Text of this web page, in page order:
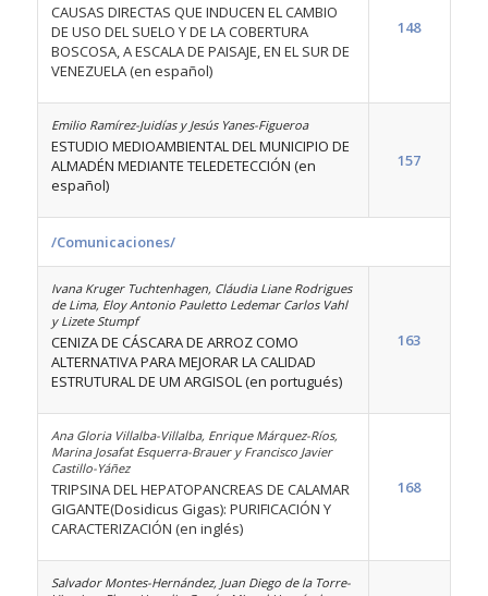
CAUSAS DIRECTAS QUE INDUCEN EL CAMBIO
DE USO DEL SUELO Y DE LA COBERTURA
BOSCOSA, A ESCALA DE PAISAJE, EN EL SUR DE
VENEZUELA (en español)
148
Emilio Ramírez-Juidías y Jesús Yanes-Figueroa
ESTUDIO MEDIOAMBIENTAL DEL MUNICIPIO DE
ALMADÉN MEDIANTE TELEDETECCIÓN (en
español)
157
/Comunicaciones/
Ivana Kruger Tuchtenhagen, Cláudia Liane Rodrigues
de Lima, Eloy Antonio Pauletto Ledemar Carlos Vahl
y Lizete Stumpf
CENIZA DE CÁSCARA DE ARROZ COMO
ALTERNATIVA PARA MEJORAR LA CALIDAD
ESTRUTURAL DE UM ARGISOL (en portugués)
163
Ana Gloria Villalba-Villalba, Enrique Márquez-Ríos,
Marina Josafat Esquerra-Brauer y Francisco Javier
Castillo-Yáñez
TRIPSINA DEL HEPATOPANCREAS DE CALAMAR
GIGANTE(Dosidicus Gigas): PURIFICACIÓN Y
CARACTERIZACIÓN (en inglés)
168
Salvador Montes-Hernández, Juan Diego de la Torre-